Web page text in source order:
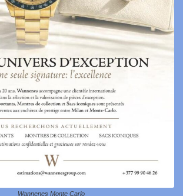
Wannenes Monte Carlo